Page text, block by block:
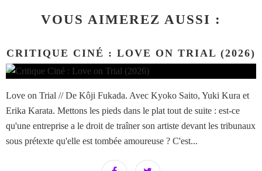
VOUS AIMEREZ AUSSI :
CRITIQUE CINÉ : LOVE ON TRIAL (2026)
Love on Trial // De Kôji Fukada. Avec Kyoko Saito, Yuki Kura et
Erika Karata. Mettons les pieds dans le plat tout de suite : est-ce
qu'une entreprise a le droit de traîner son artiste devant les tribunaux
sous prétexte qu'elle est tombée amoureuse ? C'est...